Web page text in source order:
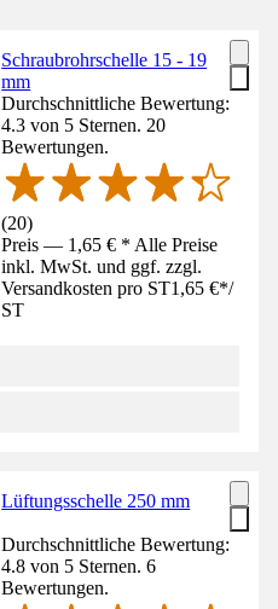
Schraubrohrschelle 15 - 19
mm
Durchschnittliche Bewertung:
4.3 von 5 Sternen. 20
Bewertungen.
(20)
Preis — 1,65 € * Alle Preise
inkl. MwSt. und ggf. zzgl.
Versandkosten pro ST1,65 €*/
ST
Lüftungsschelle 250 mm
Durchschnittliche Bewertung:
4.8 von 5 Sternen. 6
Bewertungen.